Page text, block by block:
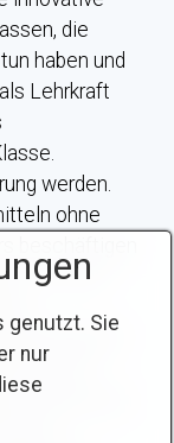
die
haben und
Lehrkraft
werden.
ohne
beschäftigen
B. „Was
) und
in Bereichen
genutzt. Sie
nur